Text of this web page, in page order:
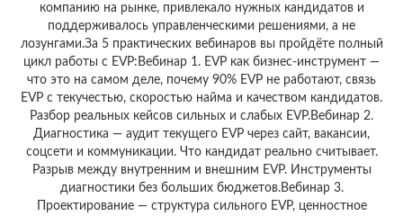
компанию на рынке, привлекало нужных кандидатов и
поддерживалось управленческими решениями, а не
лозунгами.За 5 практических вебинаров вы пройдёте полный
цикл работы с EVP:Вебинар 1. EVP как бизнес-инструмент —
что это на самом деле, почему 90% EVP не работают, связь
EVP с текучестью, скоростью найма и качеством кандидатов.
Разбор реальных кейсов сильных и слабых EVP.Вебинар 2.
Диагностика — аудит текущего EVP через сайт, вакансии,
соцсети и коммуникации. Что кандидат реально считывает.
Разрыв между внутренним и внешним EVP. Инструменты
диагностики без больших бюджетов.Вебинар 3.
Проектирование — структура сильного EVP, ценностное